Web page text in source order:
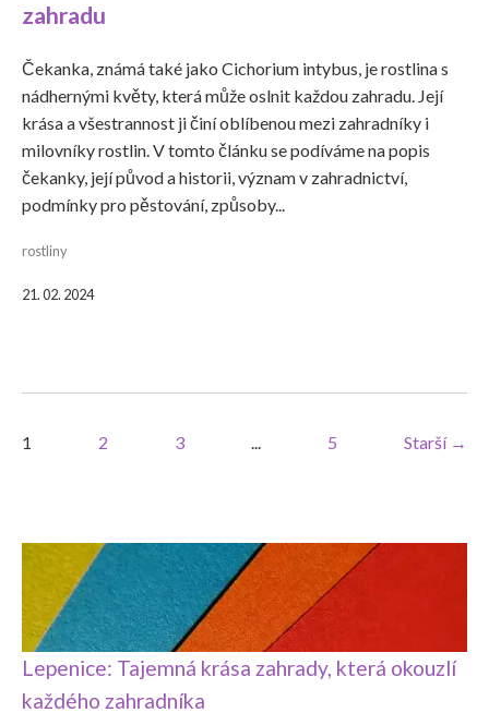
zahradu
Čekanka, známá také jako Cichorium intybus, je rostlina s
nádhernými květy, která může oslnit každou zahradu. Její
krása a všestrannost ji činí oblíbenou mezi zahradníky i
milovníky rostlin. V tomto článku se podíváme na popis
čekanky, její původ a historii, význam v zahradnictví,
podmínky pro pěstování, způsoby...
rostliny
21. 02. 2024
1 2 3 ... 5 Starší →
Lepenice: Tajemná krása zahrady, která okouzlí
každého zahradníka